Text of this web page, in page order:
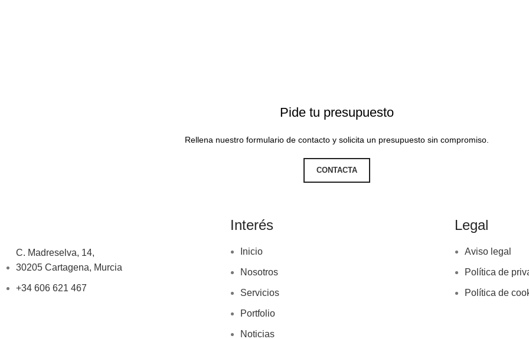
Pide tu presupuesto
Rellena nuestro formulario de contacto y solicita un presupuesto sin compromiso.
CONTACTA
C. Madreselva, 14,
30205 Cartagena, Murcia
+34 606 621 467
Interés
Inicio
Nosotros
Servicios
Portfolio
Noticias
Legal
Aviso legal
Política de
Política de